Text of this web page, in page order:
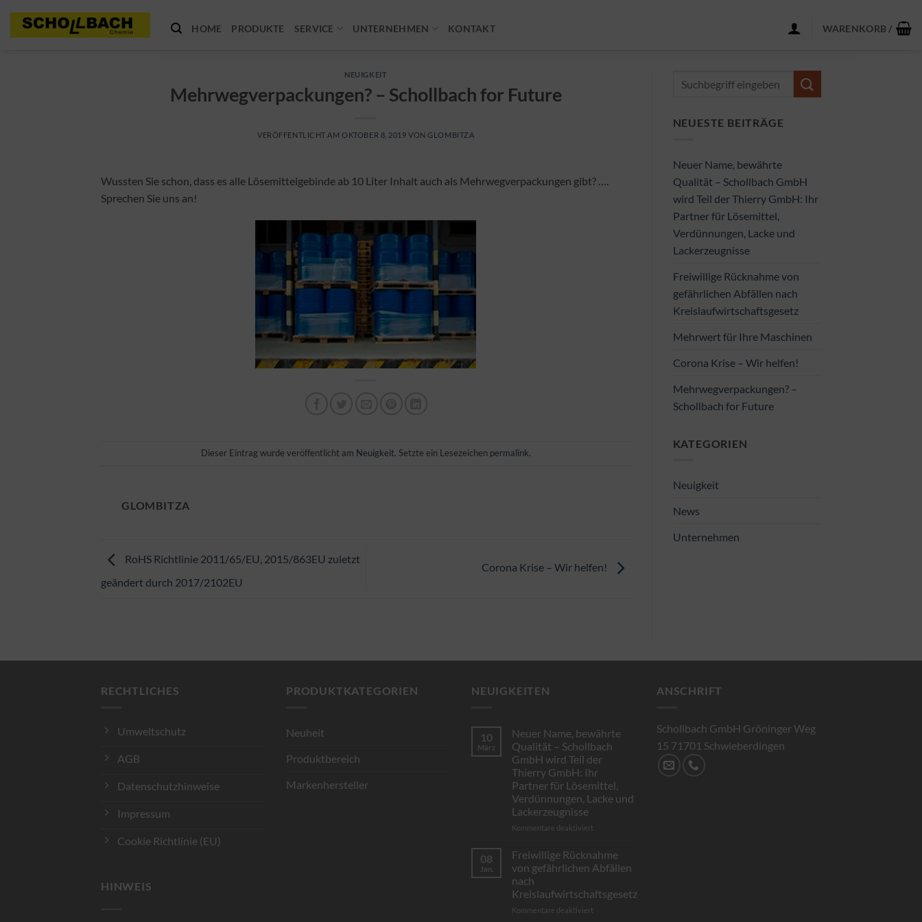
Inhalt
springen
HOME PRODUKTE SERVICE UNTERNEHMEN KONTAKT WARENKORB /
NEUIGKEIT
Mehrwegverpackungen? – Schollbach for Future
VERÖFFENTLICHT AMOKTOBER 8, 2019 VONGLOMBITZA
Wussten Sie schon, dass es alle Lösemittelgebinde ab 10 Liter Inhalt auch als Mehrwegverpackungen gibt? ….
Sprechen Sie uns an!
Dieser Eintrag wurde veröffentlicht am Neuigkeit. Setzte ein Lesezeichen permalink.
GLOMBITZA
RoHS Richtlinie 2011/65/EU, 2015/863EU zuletzt
geändert durch 2017/2102EU
Corona Krise – Wir helfen!
NEUESTE BEITRÄGE
Neuer Name, bewährte
Qualität – Schollbach GmbH
wird Teil der Thierry GmbH: Ihr
Partner für Lösemittel,
Verdünnungen, Lacke und
Lackerzeugnisse
Freiwillige Rücknahme von
gefährlichen Abfällen nach
Kreislaufwirtschaftsgesetz
Mehrwert für Ihre Maschinen
Corona Krise – Wir helfen!
Mehrwegverpackungen? –
Schollbach for Future
KATEGORIEN
Neuigkeit
News
Unternehmen
RECHTLICHES
Umweltschutz
AGB
Datenschutzhinweise
Impressum
Cookie Richtlinie (EU)
HINWEIS
PRODUKTKATEGORIEN
Neuheit
Produktbereich
Markenhersteller
NEUIGKEITEN
10
März
Neuer Name, bewährte
Qualität – Schollbach
GmbH wird Teil der
Thierry GmbH: Ihr
Partner für Lösemittel,
Verdünnungen, Lacke und
Lackerzeugnisse
Kommentare deaktiviert
Name,
bewährte
Qualität
Schollbach
08
Jan.
Freiwillige Rücknahme
von gefährlichen Abfällen
nach
Kreislaufwirtschaftsgesetz
Kommentare deaktiviert
ANSCHRIFT
Schollbach GmbH Gröninger Weg
15 71701 Schwieberdingen